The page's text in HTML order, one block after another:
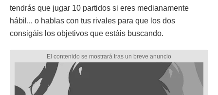
tendrás que jugar 10 partidos si eres medianamente
hábil... o hablas con tus rivales para que los dos
consigáis los objetivos que estáis buscando.